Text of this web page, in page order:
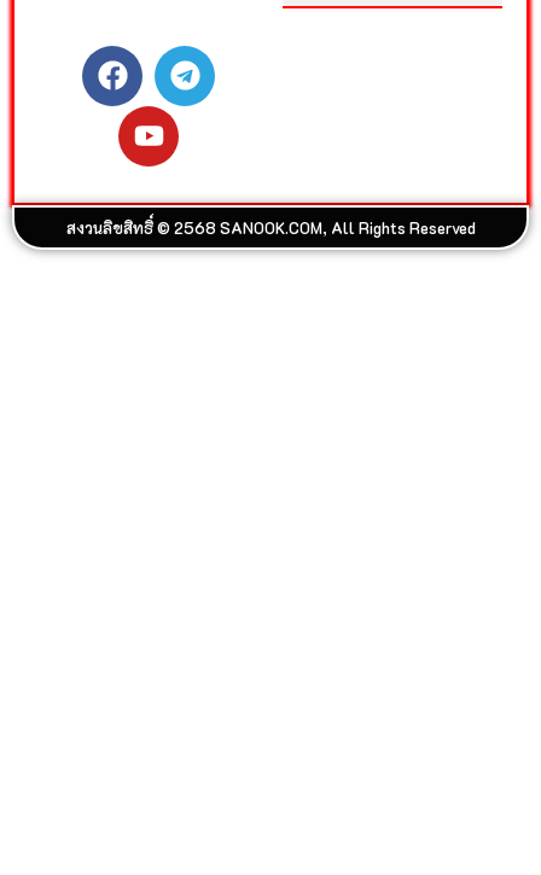
สงวนลิขสิทธิ์ © 2568 SANOOK.COM, All Rights Reserved